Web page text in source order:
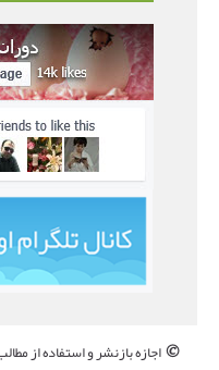
©اجازه بازنشر و استفاده از